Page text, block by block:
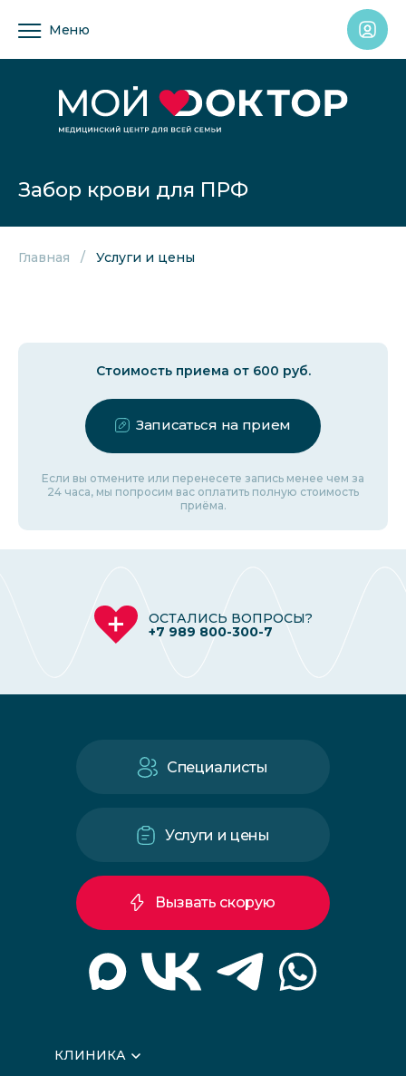
Меню
Забор крови для ПРФ
Главная Услуги и цены
Стоимость приема от 600 руб.
Записаться на прием
Если вы отмените или перенесете запись менее чем за
24 часа, мы попросим вас оплатить полную стоимость
приёма.
ОСТАЛИСЬ ВОПРОСЫ?
+7 989 800-300-7
КЛИНИКА
Специалисты
Услуги и цены
Вызвать скорую